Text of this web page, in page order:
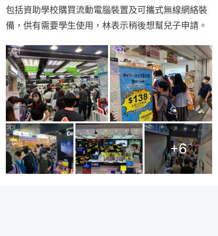
包括資助學校購買流動電腦裝置及可攜式無線網絡裝
備，供有需要學生使用，林表示稍後想幫兒子申請。
+6